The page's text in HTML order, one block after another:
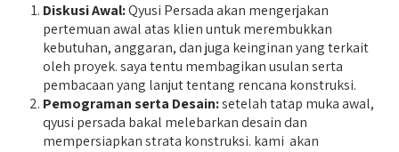
Diskusi Awal:Qyusi Persada akan mengerjakan
pertemuan awal atas klien untuk merembukkan
kebutuhan, anggaran, dan juga keinginan yang terkait
oleh proyek. saya tentu membagikan usulan serta
pembacaan yang lanjut tentang rencana konstruksi.
Pemograman serta Desain:setelah tatap muka awal,
qyusi persada bakal melebarkan desain dan
mempersiapkan strata konstruksi. kami akan